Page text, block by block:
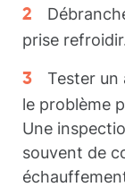
prise
Tester un
le problème
Une
souvent de